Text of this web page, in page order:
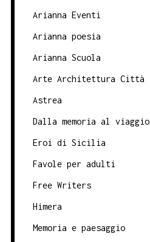
Arianna Eventi
Arianna poesia
Arianna Scuola
Arte Architettura Città
Astrea
Dalla memoria al viaggio
Eroi di Sicilia
Favole per adulti
Free Writers
Himera
Memoria e paesaggio